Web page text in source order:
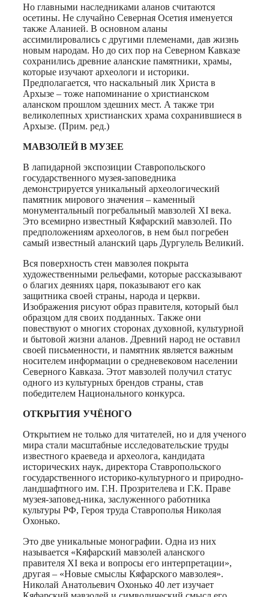
Но главными наследниками аланов считаются
осетины. Не случайно Северная Осетия именуется
также Аланией. В основном аланы
ассимилировались с другими племенами, дав жизнь
новым народам. Но до сих пор на Северном Кавказе
сохранились древние аланские памятники, храмы,
которые изучают археологи и историки.
Предполагается, что наскальный лик Христа в
Архызе – тоже напоминание о христианском
аланском прошлом здешних мест. А также три
великолепных христианских храма сохранившиеся в
Архызе. (Прим. ред.)
МАВЗОЛЕЙ В МУЗЕЕ
В лапидарной экспозиции Ставропольского
государственного музея-заповедника
демонстрируется уникальный археологический
памятник мирового значения – каменный
монументальный погребальный мавзолей XI века.
Это всемирно известный Кяфарский мавзолей. По
предположениям археологов, в нем был погребен
самый известный аланский царь Дургулель Великий.
Вся поверхность стен мавзолея покрыта
художественными рельефами, которые рассказывают
о благих деяниях царя, показывают его как
защитника своей страны, народа и церкви.
Изображения рисуют образ правителя, который был
образцом для своих подданных. Также они
повествуют о многих сторонах духовной, культурной
и бытовой жизни аланов. Древний народ не оставил
своей письменности, и памятник является важным
носителем информации о средневековом населении
Северного Кавказа. Этот мавзолей получил статус
одного из культурных брендов страны, став
победителем Национального конкурса.
ОТКРЫТИЯ УЧЁНОГО
Открытием не только для читателей, но и для ученого
мира стали масштабные исследовательские труды
известного краеведа и археолога, кандидата
исторических наук, директора Ставропольского
государственного историко-культурного и природно-
ландшафтного им. Г.Н. Прозрителева и Г.К. Праве
музея-заповед-ника, заслуженного работника
культуры РФ, Героя труда Ставрополья Николая
Охонько.
Это две уникальные монографии. Одна из них
называется «Кяфарский мавзолей аланского
правителя XI века и вопросы его интерпретации»,
другая – «Новые смыслы Кяфарского мавзолея».
Николай Анатольевич Охонько 40 лет изучает